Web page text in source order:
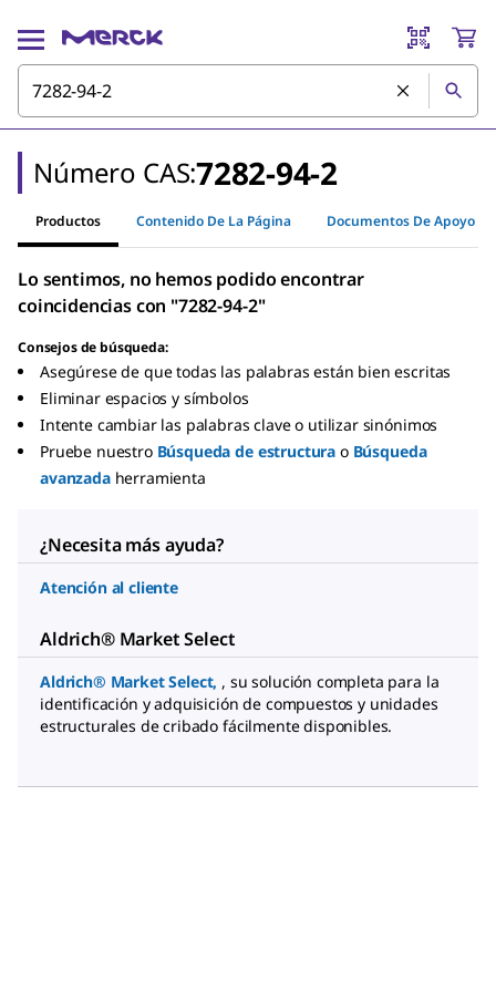
Número CAS:7282-94-2
Productos Contenido De La Página Documentos De Apoyo
Lo sentimos, no hemos podido encontrar
coincidencias con "7282-94-2"
Consejos de búsqueda:
Asegúrese de que todas las palabras están bien escritas
Eliminar espacios y símbolos
Intente cambiar las palabras clave o utilizar sinónimos
Pruebe nuestro Búsqueda de estructura o Búsqueda
avanzada herramienta
¿Necesita más ayuda?
Atención al cliente
Aldrich® Market Select
Aldrich® Market Select, , su solución completa para la
identificación y adquisición de compuestos y unidades
estructurales de cribado fácilmente disponibles.